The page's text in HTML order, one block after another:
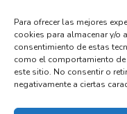
Para ofrecer las mejores
cookies para almacenar y/o
consentimiento de estas
como el comportamiento
este sitio. No consentir o
negativamente a ciertas